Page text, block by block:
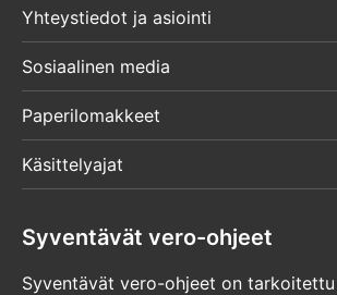
Yhteystiedot ja asiointi
Sosiaalinen media
Paperilomakkeet
Käsittelyajat
Syventävät vero-ohjeet
Syventävät vero-ohjeet on